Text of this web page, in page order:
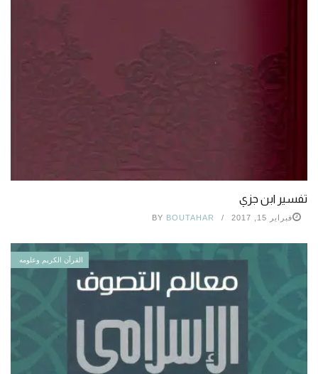
تفسير ابن جزي
فبراير 15, 2017 BY BOUTAHAR
القرآن الكريم وعلومه